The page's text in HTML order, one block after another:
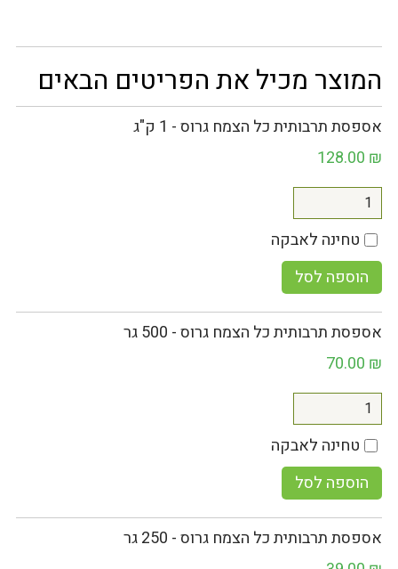
המוצר מכיל את הפריטים הבאים
אספסת תרבותית כל הצמח גרוס - 1 ק"ג
128.00 ₪
טחינה לאבקה
הוספה לסל
אספסת תרבותית כל הצמח גרוס - 500 גר
70.00 ₪
טחינה לאבקה
הוספה לסל
אספסת תרבותית כל הצמח גרוס - 250 גר